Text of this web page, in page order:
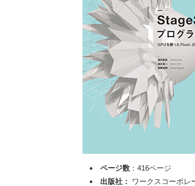
ページ数 ：416ページ
出版社：
ワークスコーポレ